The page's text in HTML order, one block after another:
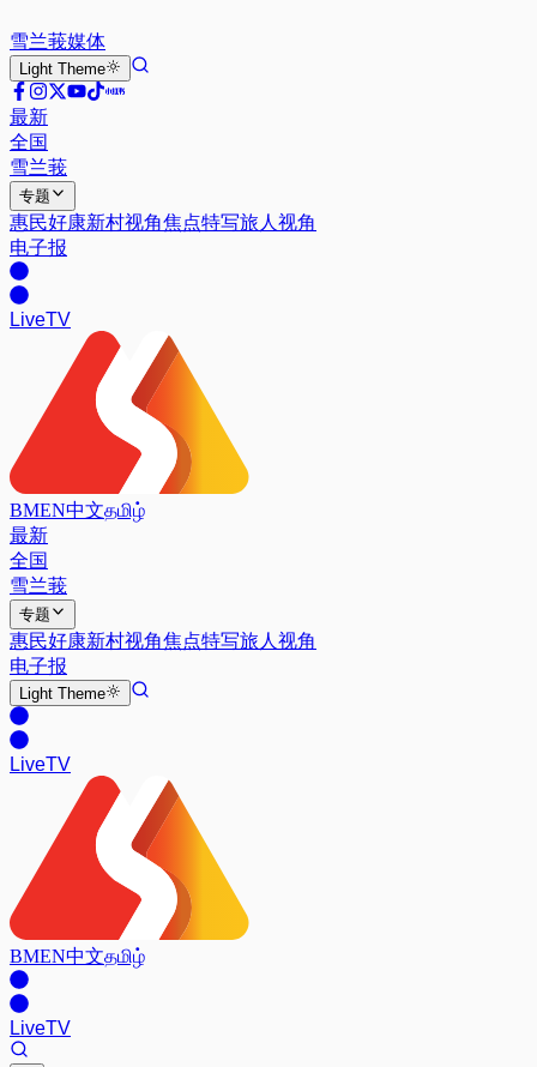
雪兰莪媒体
Light Theme
最新
全国
雪兰莪
专题
惠民好康新村视角焦点特写旅人视角
电子报
LiveTV
BMEN中文தமிழ்
最新
全国
雪兰莪
专题
惠民好康新村视角焦点特写旅人视角
电子报
Light Theme
LiveTV
BMEN中文தமிழ்
LiveTV